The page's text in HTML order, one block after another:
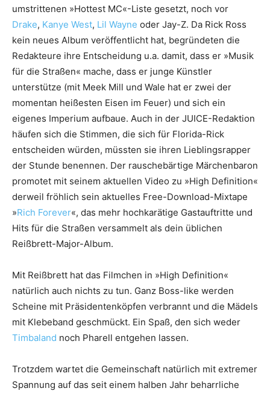
umstrittenen »Hottest MC«-Liste gesetzt, noch vor
Drake, Kanye West, Lil Wayne oder Jay-Z. Da Rick Ross
kein neues Album veröffentlicht hat, begründeten die
Redakteure ihre Entscheidung u.a. damit, dass er »Musik
für die Straßen« mache, dass er junge Künstler
unterstütze (mit Meek Mill und Wale hat er zwei der
momentan heißesten Eisen im Feuer) und sich ein
eigenes Imperium aufbaue. Auch in der JUICE-Redaktion
häufen sich die Stimmen, die sich für Florida-Rick
entscheiden würden, müssten sie ihren Lieblingsrapper
der Stunde benennen. Der rauschebärtige Märchenbaron
promotet mit seinem aktuellen Video zu »High Definition«
derweil fröhlich sein aktuelles Free-Download-Mixtape
»Rich Forever«, das mehr hochkarätige Gastauftritte und
Hits für die Straßen versammelt als dein üblichen
Reißbrett-Major-Album.
Mit Reißbrett hat das Filmchen in »High Definition«
natürlich auch nichts zu tun. Ganz Boss-like werden
Scheine mit Präsidentenköpfen verbrannt und die Mädels
mit Klebeband geschmückt. Ein Spaß, den sich weder
Timbaland noch Pharell entgehen lassen.
Trotzdem wartet die Gemeinschaft natürlich mit extremer
Spannung auf das seit einem halben Jahr beharrliche